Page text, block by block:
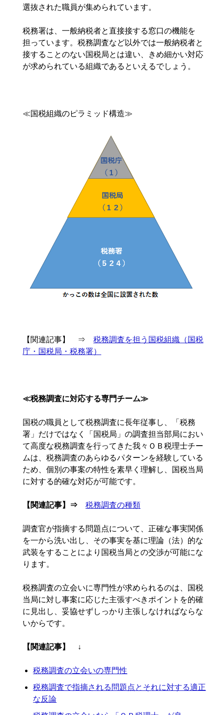
選抜された職員が集められています。
税務署は、一般納税者と直接接する窓口の機能を
担っています。税務調査など以外では一般納税者と
接することのない国税局とは違い、きめ細かい対応
が求められている組織であるといえるでしょう。
≪国税組織のピラミッド構造≫
【関連記事】 ⇒税務調査を担う国税組織（国税
庁・国税局・税務署）
≪税務調査に対応する専門チーム≫
国税の職員として税務調査に長年従事し、「税務
署」だけではなく「国税局」の調査担当部局におい
て高度な税務調査を行ってきた我々ＯＢ税理士チー
ムは、税務調査のあらゆるパターンを経験している
ため、個別の事案の特性を素早く理解し、国税当局
に対する的確な対応が可能です。
【関連記事】⇒ 税務調査の種類
調査官が指摘する問題点について、正確な事実関係
を一から洗い出し、その事実を基に理論（法）的な
武装をすることにより国税当局との交渉が可能にな
ります。
税務調査の立会いに専門性が求められるのは、国税
当局に対し事案に応じた主張すべきポイントを的確
に見出し、妥協せずしっかり主張しなければならな
いからです。
【関連記事】 ↓
税務調査の立会いの専門性
税務調査で指摘される問題点とそれに対する適正
な反論